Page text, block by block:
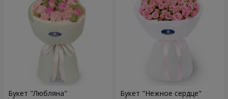
Букет "Любляна" Букет "Нежное сердце"